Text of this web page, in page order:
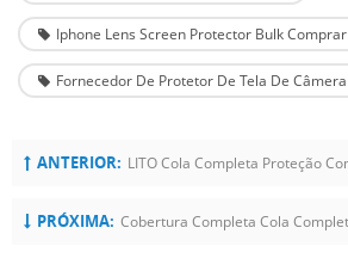
Iphone Lens Screen Protector Bulk Comprar
Fornecedor De Protetor De Tela De Câmera
ANTERIOR:
PRÓXIMA: